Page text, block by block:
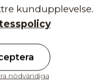
på ordrar över
kundupplevelse.
nödvändiga